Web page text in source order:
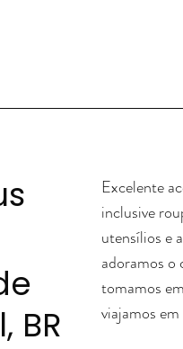
BR
Excelente
inclusive
utensílios e
adoramos o
tomamos
viajamos